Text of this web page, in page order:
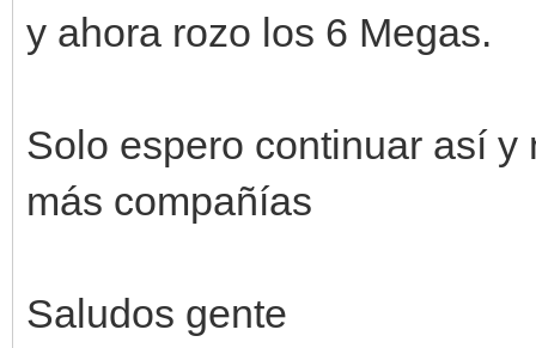
y ahora rozo los 6 Megas.
Solo espero continuar así
más compañías
Saludos gente